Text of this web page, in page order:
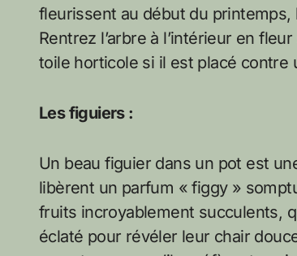
fleurissent au début du
Rentrez l’arbre à l’intérieur en
toile horticole si il est placé contre
Les figuiers :
Un beau figuier dans un pot est
libèrent un parfum « figgy »
fruits incroyablement succulents,
éclaté pour révéler leur chair